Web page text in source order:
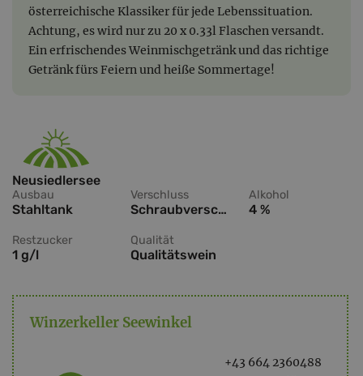
österreichische Klassiker für jede Lebenssituation.
Achtung, es wird nur zu 20 x 0.33l Flaschen versandt.
Ein erfrischendes Weinmischgetränk und das richtige
Getränk fürs Feiern und heiße Sommertage!
Neusiedlersee
Ausbau
Stahltank
Verschluss
Schraubverschluss
Alkohol
4 %
Restzucker
1 g/l
Qualität
Qualitätswein
Winzerkeller Seewinkel
+43 664 2360488